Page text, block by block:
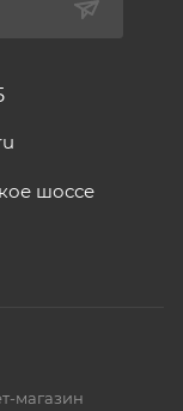
шоссе
магазин